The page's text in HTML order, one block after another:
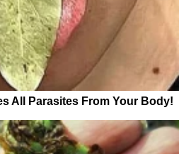
All Parasites From Your Body!